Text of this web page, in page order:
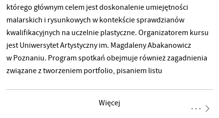
którego głównym celem jest doskonalenie umiejętności
malarskich i rysunkowych w kontekście sprawdzianów
kwalifikacyjnych na uczelnie plastyczne. Organizatorem kursu
jest Uniwersytet Artystyczny im. Magdaleny Abakanowicz
w Poznaniu. Program spotkań obejmuje również zagadnienia
związane z tworzeniem portfolio, pisaniem listu
oraz indywidualnych konsultacji.Warsztaty skierowane
Więcej